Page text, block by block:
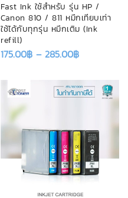
Fast Ink ใช้สำหรับ รุ่น HP /
Canon 810 / 811 หมึกเทียบเท่า
ใช้ได้กับทุกรุ่น หมึกเติม (Ink
refill)
175.00฿ – 285.00฿